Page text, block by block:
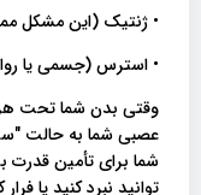
• ژنتیک (این مشکل
• استرس (جسمی یا
وقتی بدن شما تحت
عصبی شما به حالت
شما برای تأمین
توانید نبرد کنید یا